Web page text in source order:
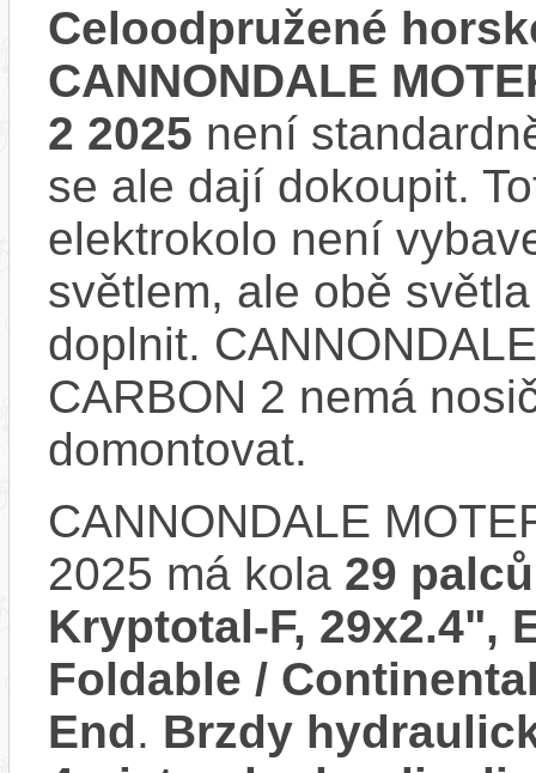
Celoodpružené
CANNONDALE
2 2025 není
se ale dají dokoupit.
elektrokolo není
světlem, ale obě
doplnit.
CARBON 2 nemá
domontovat.
CANNONDALE
2025 má kola 29 palců
Kryptotal-F, 29x2.4",
Foldable /
End. Brzdy